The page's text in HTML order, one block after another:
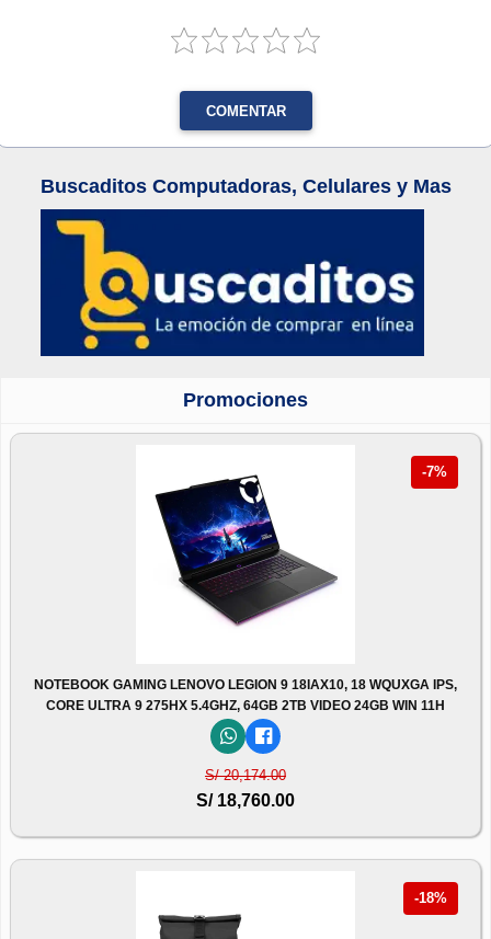
COMENTAR
Buscaditos Computadoras, Celulares y Mas
Promociones
-7%
NOTEBOOK GAMING LENOVO LEGION 9 18IAX10, 18 WQUXGA IPS,
CORE ULTRA 9 275HX 5.4GHZ, 64GB 2TB VIDEO 24GB WIN 11H
S/ 20,174.00
S/ 18,760.00
-18%